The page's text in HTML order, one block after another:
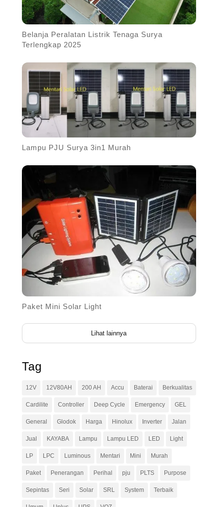
Belanja Peralatan Listrik Tenaga Surya
Terlengkap 2025
Lampu PJU Surya 3in1 Murah
Paket Mini Solar Light
Lihat lainnya
Tag
12V 12V80AH 200 AH Accu Baterai Berkualitas
Cardilite Controller Deep Cycle Emergency GEL
General Glodok Harga Hinolux Inverter Jalan
Jual KAYABA Lampu Lampu LED LED Light
LP LPC Luminous Mentari Mini Murah
Paket Penerangan Perihal pju PLTS Purpose
Sepintas Seri Solar SRL System Terbaik